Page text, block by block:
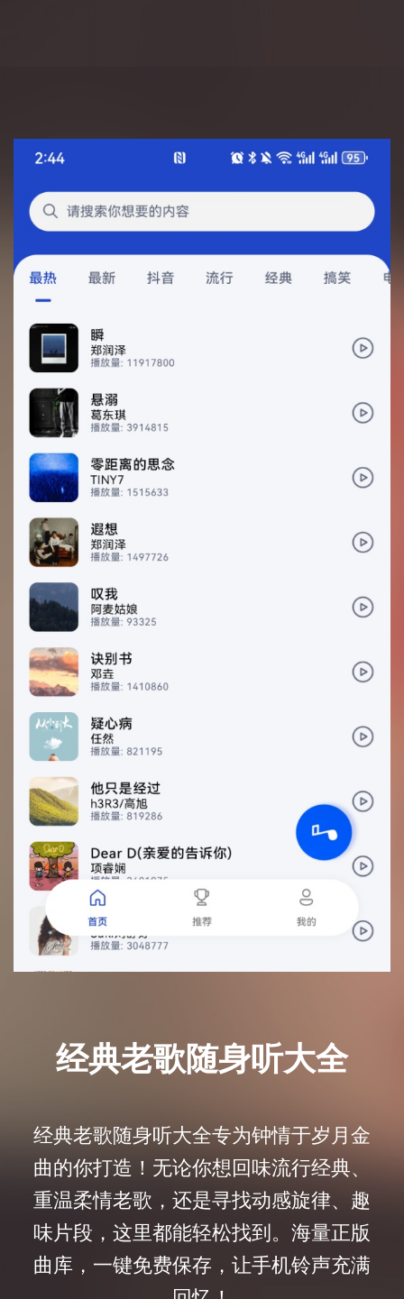
经典老歌随身听大全
经典老歌随身听大全专为钟情于岁月金
曲的你打造！无论你想回味流行经典、
重温柔情老歌，还是寻找动感旋律、趣
味片段，这里都能轻松找到。海量正版
曲库，一键免费保存，让手机铃声充满